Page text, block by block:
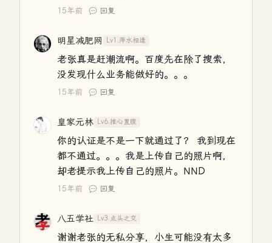
15年前 回复
明星减肥网 Lv1.萍水相逢
老张真是赶潮流啊。百度先在除了搜索，
没发现什么业务能做好的。。。
15年前 回复
皇家元林 Lv6.推心置腹
你的认证是不是一下就通过了？ 我到现在
都不通过。。。我是上传自己的照片啊，
却老提示我上传自己的照片。NND
15年前 回复
八五学社 Lv3.点头之交
谢谢老张的无私分享，小生可能没有太多